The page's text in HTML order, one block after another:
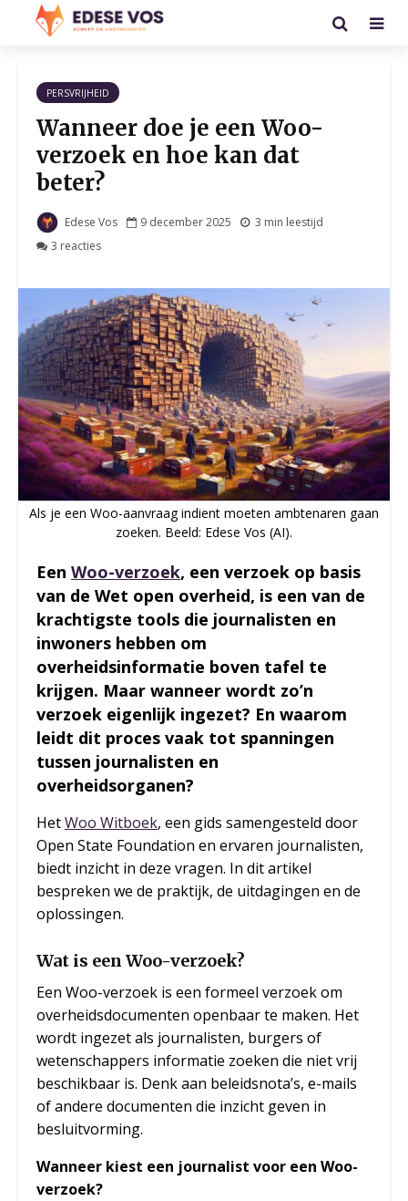
PERSVRIJHEID
Wanneer doe je een Woo-
verzoek en hoe kan dat
beter?
Edese Vos 9 december 2025
3 min leestijd
3 reacties
Als je een Woo-aanvraag indient moeten ambtenaren gaan
zoeken. Beeld: Edese Vos (AI).
Een Woo-verzoek, een verzoek op basis
van de Wet open overheid, is een van de
krachtigste tools die journalisten en
inwoners hebben om
overheidsinformatie boven tafel te
krijgen. Maar wanneer wordt zo’n
verzoek eigenlijk ingezet? En waarom
leidt dit proces vaak tot spanningen
tussen journalisten en
overheidsorganen?
HetWoo Witboek, een gids samengesteld door
Open State Foundation en ervaren journalisten,
biedt inzicht in deze vragen. In dit artikel
bespreken we de praktijk, de uitdagingen en de
oplossingen.
Wat is een Woo-verzoek?
Een Woo-verzoek is een formeel verzoek om
overheidsdocumenten openbaar te maken. Het
wordt ingezet als journalisten, burgers of
wetenschappers informatie zoeken die niet vrij
beschikbaar is. Denk aan beleidsnota’s, e-mails
of andere documenten die inzicht geven in
besluitvorming.
Wanneer kiest een journalist voor een Woo-
verzoek?